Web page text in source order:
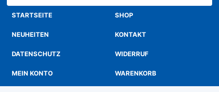
STARTSEITE SHOP
NEUHEITEN KONTAKT
DATENSCHUTZ WIDERRUF
MEIN KONTO WARENKORB